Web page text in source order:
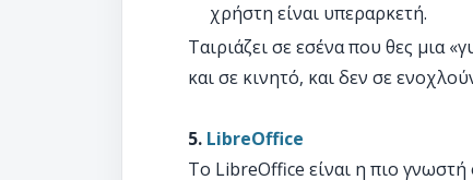
χρήστη είναι υπεραρκετή.
Ταιριάζει σε εσένα που θες μια
και σε κινητό, και δεν σε
5. LibreOffice
Το LibreOffice είναι η πιο